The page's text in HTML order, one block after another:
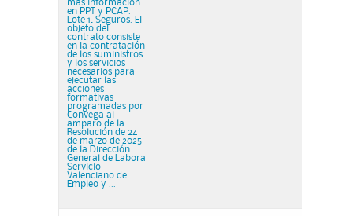
más información
en PPT y PCAP.
Lote 1: Seguros. El
objeto del
contrato consiste
en la contratación
de los suministros
y los servicios
necesarios para
ejecutar las
acciones
formativas
programadas por
Convega al
amparo de la
Resolución de 24
de marzo de 2025
de la Dirección
General de Labora
Servicio
Valenciano de
Empleo y ...